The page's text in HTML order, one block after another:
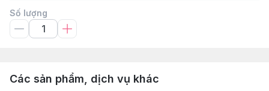
Số lượng
Các sản phẩm, dịch vụ khác